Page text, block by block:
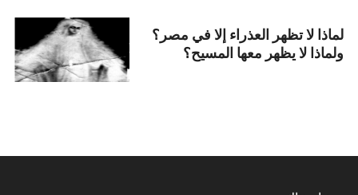
لماذا لا تظهر العذراء إلا في مصر؟
ولماذا لا يظهر معها المسيح؟